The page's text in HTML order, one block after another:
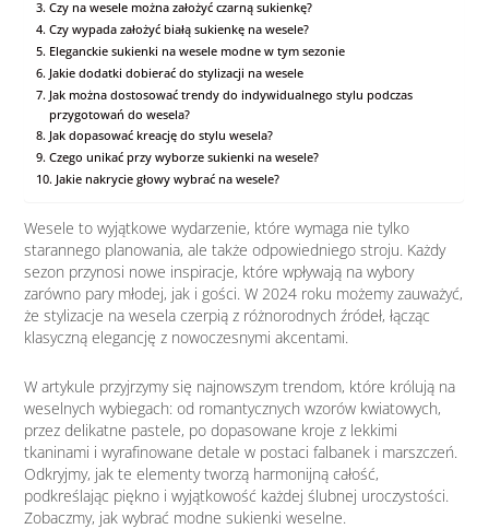
Czy na wesele można założyć czarną sukienkę?
Czy wypada założyć białą sukienkę na wesele?
Eleganckie sukienki na wesele modne w tym sezonie
Jakie dodatki dobierać do stylizacji na wesele
Jak można dostosować trendy do indywidualnego stylu podczas
przygotowań do wesela?
Jak dopasować kreację do stylu wesela?
Czego unikać przy wyborze sukienki na wesele?
Jakie nakrycie głowy wybrać na wesele?
Wesele to wyjątkowe wydarzenie, które wymaga nie tylko
starannego planowania, ale także odpowiedniego stroju. Każdy
sezon przynosi nowe inspiracje, które wpływają na wybory
zarówno pary młodej, jak i gości. W 2024 roku możemy zauważyć,
że stylizacje na wesela czerpią z różnorodnych źródeł, łącząc
klasyczną elegancję z nowoczesnymi akcentami.
W artykule przyjrzymy się najnowszym trendom, które królują na
weselnych wybiegach: od romantycznych wzorów kwiatowych,
przez delikatne pastele, po dopasowane kroje z lekkimi
tkaninami i wyrafinowane detale w postaci falbanek i marszczeń.
Odkryjmy, jak te elementy tworzą harmonijną całość,
podkreślając piękno i wyjątkowość każdej ślubnej uroczystości.
Zobaczmy, jak wybrać modne sukienki weselne.